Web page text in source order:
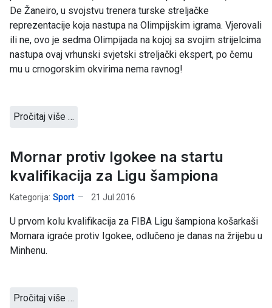
De Žaneiro, u svojstvu trenera turske streljačke
reprezentacije koja nastupa na Olimpijskim igrama. Vjerovali
ili ne, ovo je sedma Olimpijada na kojoj sa svojim strijelcima
nastupa ovaj vrhunski svjetski streljački ekspert, po čemu
mu u crnogorskim okvirima nema ravnog!
Pročitaj više …
Mornar protiv Igokee na startu
kvalifikacija za Ligu šampiona
Kategorija: Sport 21 Jul 2016
U prvom kolu kvalifikacija za FIBA Ligu šampiona košarkaši
Mornara igraće protiv Igokee, odlučeno je danas na žrijebu u
Minhenu.
Pročitaj više …